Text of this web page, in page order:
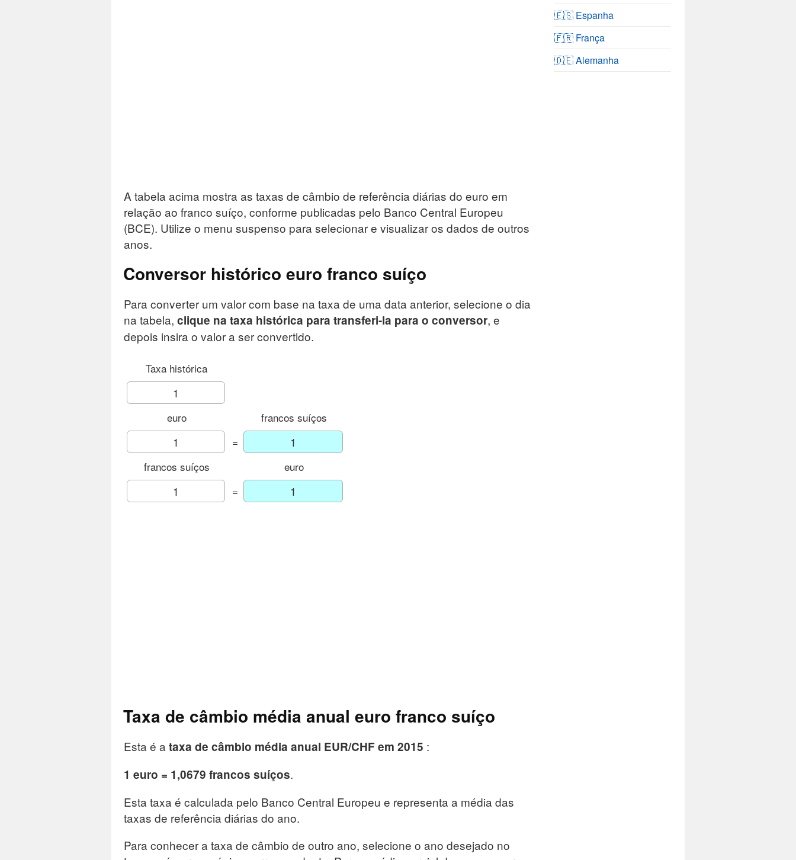
A tabela acima mostra as taxas de câmbio de referência diárias do euro em
relação ao franco suíço, conforme publicadas pelo Banco Central Europeu
(BCE). Utilize o menu suspenso para selecionar e visualizar os dados de outros
anos.
Conversor histórico euro franco suíço
Para converter um valor com base na taxa de uma data anterior, selecione o dia
na tabela, clique na taxa histórica para transferi-la para o conversor, e
depois insira o valor a ser convertido.
Taxa histórica
euro
francos suíços
=
francos suíços
euro
=
Taxa de câmbio média anual euro franco suíço
Esta é a taxa de câmbio média anual EUR/CHF em 2015 :
1 euro = 1,0679 francos suíços.
Esta taxa é calculada pelo Banco Central Europeu e representa a média das
taxas de referência diárias do ano.
Para conhecer a taxa de câmbio de outro ano, selecione o ano desejado no
🇪🇸 Espanha
🇫🇷 França
🇩🇪 Alemanha